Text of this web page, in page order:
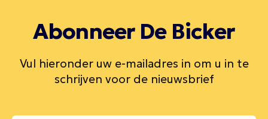
Abonneer De Bicker
Vul hieronder uw e-mailadres in om u in te
schrijven voor de nieuwsbrief